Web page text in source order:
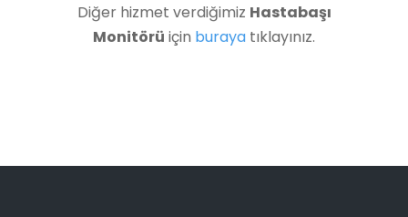
Diğer hizmet verdiğimiz Hastabaşı
Monitörü için buraya tıklayınız.